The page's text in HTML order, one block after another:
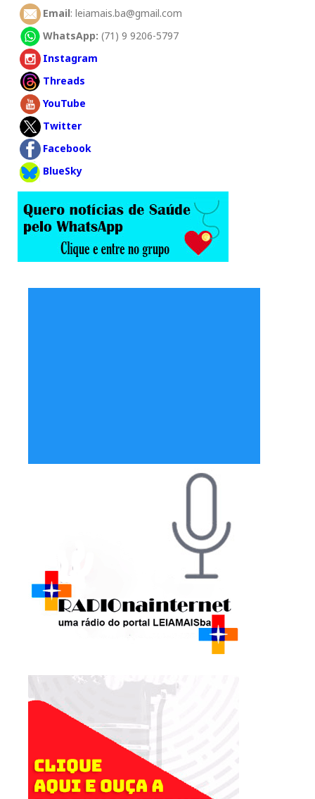
Email: leiamais.ba@gmail.com
WhatsApp: (71) 9 9206-5797
Instagram
Threads
YouTube
Twitter
Facebook
BlueSky